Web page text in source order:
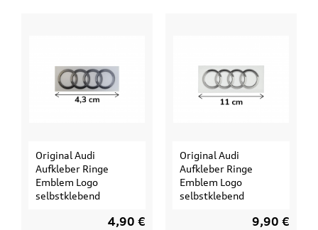
Original Audi
Aufkleber Ringe
Emblem Logo
selbstklebend
4,90 €
Original Audi
Aufkleber Ringe
Emblem Logo
selbstklebend
9,90 €